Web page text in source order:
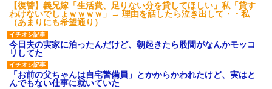
【復讐】義兄嫁「生活費、足りない分を貸してほしい」私「貸す
わけないでしょｗｗｗｗ」→ 理由を話したら泣き出して・・私
（あまりにも希望通り）
今日夫の実家に泊ったんだけど、朝起きたら股間がなんかモッコ
リしてた
「お前の父ちゃんは自宅警備員」とかからかわれたけど、実はと
んでもない仕事に就いていた